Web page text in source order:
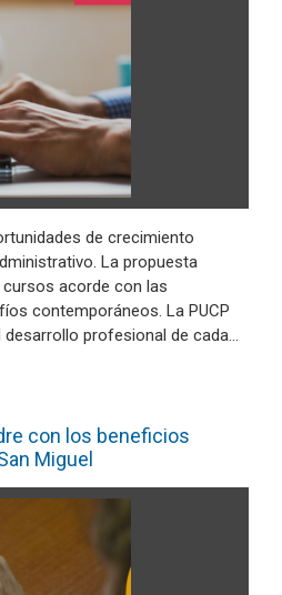
de crecimiento
La propuesta
acorde con las
contemporáneos. La PUCP
profesional de cada…
con los beneficios
Miguel